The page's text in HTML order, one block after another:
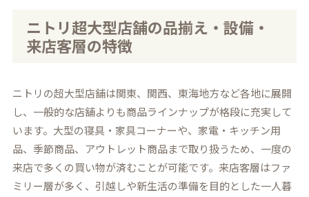
ニトリ超大型店舗の品揃え・設備・
来店客層の特徴
ニトリの超大型店舗は関東、関西、東海地方など各地に展開
し、一般的な店舗よりも商品ラインナップが格段に充実して
います。大型の寝具・家具コーナーや、家電・キッチン用
品、季節商品、アウトレット商品まで取り扱うため、一度の
来店で多くの買い物が済むことが可能です。来店客層はファ
ミリー層が多く、引越しや新生活の準備を目的とした一人暮